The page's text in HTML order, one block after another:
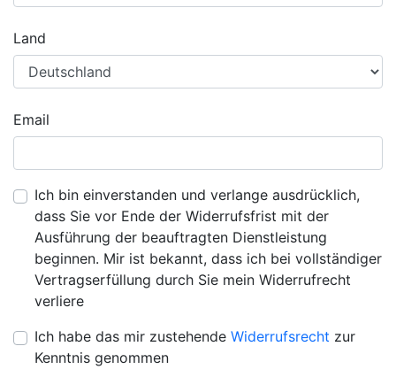
Land
Email
Ich bin einverstanden und verlange ausdrücklich,
dass Sie vor Ende der Widerrufsfrist mit der
Ausführung der beauftragten Dienstleistung
beginnen. Mir ist bekannt, dass ich bei vollständiger
Vertragserfüllung durch Sie mein Widerrufrecht
verliere
Ich habe das mir zustehende Widerrufsrecht zur
Kenntnis genommen